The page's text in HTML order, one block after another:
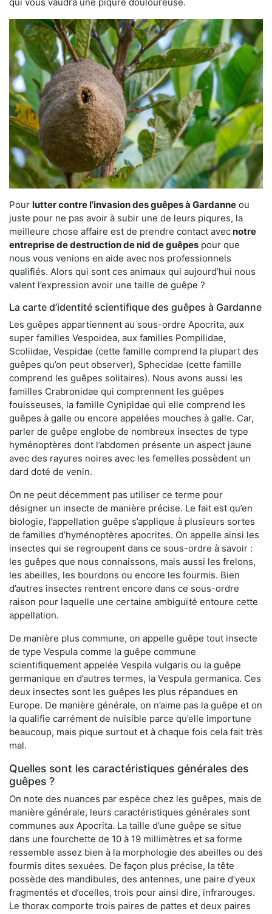
Pour lutter contre l’invasion des guêpes à Gardanne ou
juste pour ne pas avoir à subir une de leurs piqures, la
meilleure chose affaire est de prendre contact avecnotre
entreprise de destruction de nid de guêpes pour que
nous vous venions en aide avec nos professionnels
qualifiés. Alors qui sont ces animaux qui aujourd’hui nous
valent l’expression avoir une taille de guêpe ?
La carte d’identité scientifique des guêpes à Gardanne
Les guêpes appartiennent au sous-ordre Apocrita, aux
super familles Vespoidea, aux familles Pompilidae,
Scoliidae, Vespidae (cette famille comprend la plupart des
guêpes qu’on peut observer), Sphecidae (cette famille
comprend les guêpes solitaires). Nous avons aussi les
familles Crabronidae qui comprennent les guêpes
fouisseuses, la famille Cynipidae qui elle comprend les
guêpes à galle ou encore appelées mouches à galle. Car,
parler de guêpe englobe de nombreux insectes de type
hyménoptères dont l’abdomen présente un aspect jaune
avec des rayures noires avec les femelles possèdent un
dard doté de venin.
On ne peut décemment pas utiliser ce terme pour
désigner un insecte de manière précise. Le fait est qu’en
biologie, l’appellation guêpe s’applique à plusieurs sortes
de familles d’hyménoptères apocrites. On appelle ainsi les
insectes qui se regroupent dans ce sous-ordre à savoir :
les guêpes que nous connaissons, mais aussi les frelons,
les abeilles, les bourdons ou encore les fourmis. Bien
d’autres insectes rentrent encore dans ce sous-ordre
raison pour laquelle une certaine ambiguïté entoure cette
appellation.
De manière plus commune, on appelle guêpe tout insecte
de type Vespula comme la guêpe commune
scientifiquement appelée Vespila vulgaris ou la guêpe
germanique en d’autres termes, la Vespula germanica. Ces
deux insectes sont les guêpes les plus répandues en
Europe. De manière générale, on n’aime pas la guêpe et on
la qualifie carrément de nuisible parce qu’elle importune
beaucoup, mais pique surtout et à chaque fois cela fait très
mal.
Quelles sont les caractéristiques générales des
guêpes ?
On note des nuances par espèce chez les guêpes, mais de
manière générale, leurs caractéristiques générales sont
communes aux Apocrita. La taille d’une guêpe se situe
dans une fourchette de 10 à 19 millimètres et sa forme
ressemble assez bien à la morphologie des abeilles ou des
fourmis dites sexuées. De façon plus précise, la tête
possède des mandibules, des antennes, une paire d’yeux
fragmentés et d’ocelles, trois pour ainsi dire, infrarouges.
Le thorax comporte trois paires de pattes et deux paires